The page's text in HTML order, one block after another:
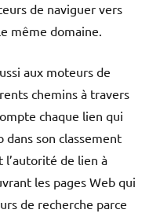
de naviguer vers
même domaine.
aux moteurs de
chemins à travers
chaque lien qui
dans son classement
l’autorité de lien à
les pages Web qui
de recherche parce